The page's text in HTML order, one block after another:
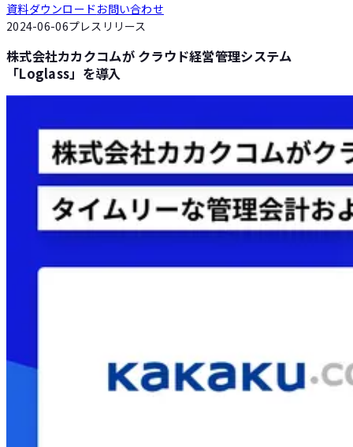
Loglass 設備投資計画
資料ダウンロードお問い合わせ
2024-06-06プレスリリース
株式会社カカクコムが クラウド経営管理システム
「Loglass」を導入